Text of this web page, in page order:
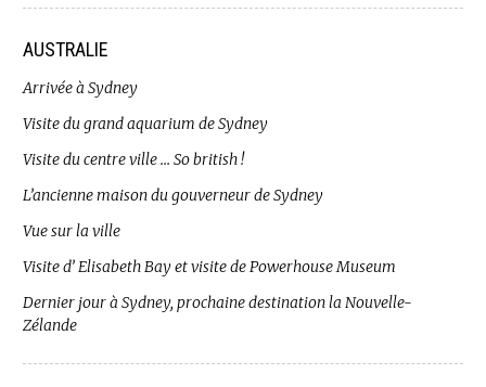
AUSTRALIE
Arrivée à Sydney
Visite du grand aquarium de Sydney
Visite du centre ville … So british !
L’ancienne maison du gouverneur de Sydney
Vue sur la ville
Visite d’ Elisabeth Bay et visite de Powerhouse Museum
Dernier jour à Sydney, prochaine destination la Nouvelle-
Zélande